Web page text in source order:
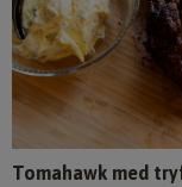
Tomahawk med